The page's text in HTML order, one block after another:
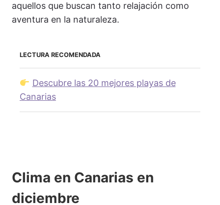
aquellos que buscan tanto relajación como
aventura en la naturaleza.
LECTURA RECOMENDADA
Descubre las 20 mejores playas de
Canarias
Clima en Canarias en
diciembre